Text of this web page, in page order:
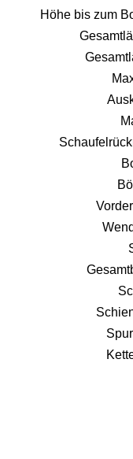
Höhe bis zum